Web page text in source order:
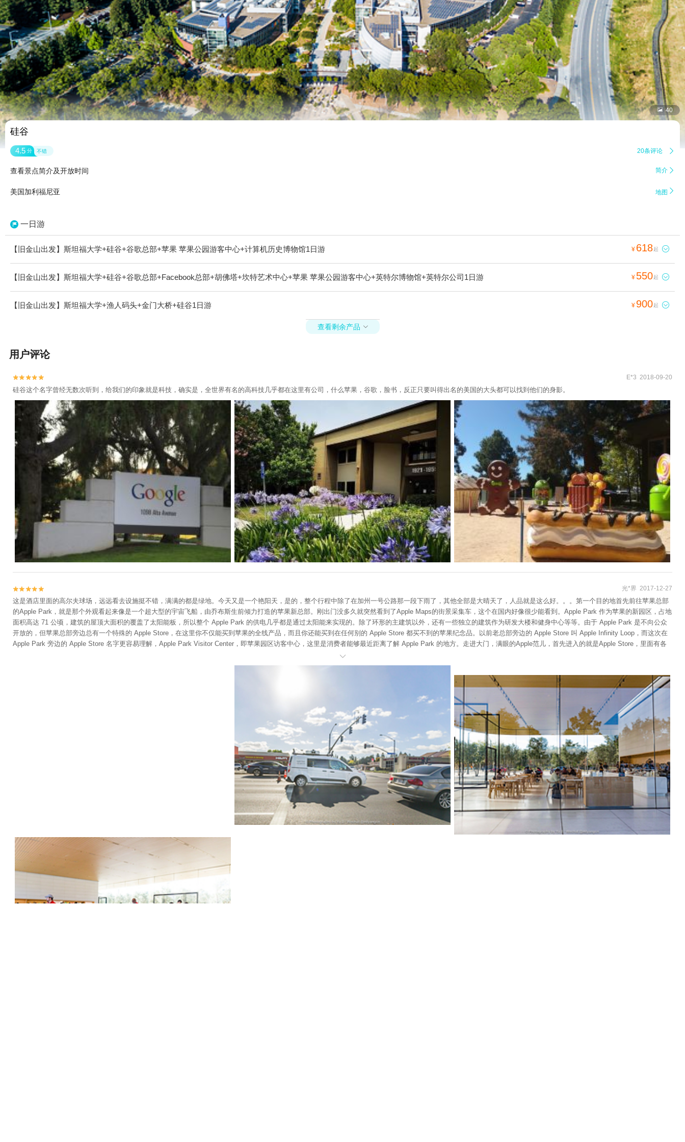
 40
硅谷
4.5 分 不错 20条评论 
查看景点简介及开放时间 简介 
美国加利福尼亚 地图 
一日游
【旧金山出发】斯坦福大学+硅谷+谷歌总部+苹果 苹果公园游客中心+计算机历史博物馆1日游 ¥ 618起 
【旧金山出发】斯坦福大学+硅谷+谷歌总部+Facebook总部+胡佛塔+坎特艺术中心+苹果 苹果公园游客中心+英特尔博物馆+英特尔公司1日游 ¥ 550起 
【旧金山出发】斯坦福大学+渔人码头+金门大桥+硅谷1日游 ¥ 900起 
查看剩余产品 
用户评论

 E*3 2018-09-20
硅谷这个名字曾经无数次听到，给我们的印象就是科技，确实是，全世界有名的高科技几乎都在这里有公司，什么苹果，谷歌，脸书，反正只要叫得出名的美国的大头都可以找到他们的身影。

 光*界 2017-12-27
这是酒店里面的高尔夫球场，远远看去设施挺不错，满满的都是绿地。今天又是一个艳阳天，是的，整个行程中除了在加州一号公路那一段下雨了，其他全部是大晴天了，人品就是这么好。。。第一个目的地首先前往苹果总部
的Apple Park，就是那个外观看起来像是一个超大型的宇宙飞船，由乔布斯生前倾力打造的苹果新总部。刚出门没多久就突然看到了Apple Maps的街景采集车，这个在国内好像很少能看到。Apple Park 作为苹果的新园区，占地
面积高达 71 公顷，建筑的屋顶大面积的覆盖了太阳能板，所以整个 Apple Park 的供电几乎都是通过太阳能来实现的。除了环形的主建筑以外，还有一些独立的建筑作为研发大楼和健身中心等等。由于 Apple Park 是不向公众
开放的，但苹果总部旁边总有一个特殊的 Apple Store，在这里你不仅能买到苹果的全线产品，而且你还能买到在任何别的 Apple Store 都买不到的苹果纪念品。以前老总部旁边的 Apple Store 叫 Apple Infinity Loop，而这次在
Apple Park 旁边的 Apple Store 名字更容易理解，Apple Park Visitor Center，即苹果园区访客中心，这里是消费者能够最近距离了解 Apple Park 的地方。走进大门，满眼的Apple范儿，首先进入的就是Apple Store，里面有各
类Apple的产品和纪念品，样式非常丰富，很多东西应该是在其他店里都买不到的。 几乎所有Apple产品线的产品、Apple LOGO的T恤、帽子、手提袋、各类Apple配件，应有尽有。叶梓同学买了一顶Apple LOGO的帽子，设计
简洁，料子很好，人民币200多，质量非常好。Apple Store隔壁是一个大展厅，里面是Apple Park的AR模型，全铝打造。进去之后会有工作人员递过来一部定制iPad，上面的AR软件可以模拟出真实情景下的Apple Park，我实际
体验了一下，拿着iPad对着模型不停变换位置，iPad上就会模拟出AR场景，甚至可以通过调整时间轴模拟出太阳光线的光影变化以及风向流动的变化，很逼真。有的建筑屋顶还可以手动拉起来，清楚地看见里面的结构和不同的
区域，尤其乔布斯剧院的屋顶拉起来后，旁边有一块地皮也可以一起提起来，这块地皮下方就是乔布斯剧院的实际位置。这种体验真的非常棒。 然后工作人员告诉我们还有二楼，官方名字叫Roof Terrace，上去之后可以远眺旁
边的Apple Park。Roof Terrace设计得很简洁漂亮，长条形的木地板，以及木桌和木椅，旁边是玻璃围栏，顶上是金属质感的栅栏。由于天气很好，我们惊喜地发现在这上面拍照竟然很漂亮。从Apple Park Visitor Center出来，
我们纷纷感叹：对于果粉来说，这里真是天堂，体验太棒了！紧接着，我们又去参观了附近的乔布斯车库和故居。这就是乔布斯的车库，外观看上去毫不起眼，但乔布斯当年就是在这里创办了Apple，可以说这里就是苹果41年
传奇开始的地方。这里就是乔布斯的故居了，周围的环境很不错，安静且绿化很好。 当我们靠近围栏时，旁边停在路边的车里立马下来一个人，西装革履的过来跟我们闲扯，我们就顺便问了问他这里是不是乔布斯的故居，他竟
然说不是，还让我们不要在此逗留。我们到Google Map上查了一下，上面明明写着“乔老爷的故居”。看来这是一位工作人员，就这样一直保护着这个地方？围栏上还有一块提示牌，上面用三种语言写着： No matter where you a
re from, we're glad you're our neighbor.即将来到Google，远远地就看到了Google的路牌。在Google门口，来个大逆光的合影。这张照片是小金金同学用手机拍的，拍得真不错。Google的办公大楼没办法进入参观，Eric说以前G
oogle是允许员工将自己的亲戚朋友带入内部参观的，结果有些员工就明码标价带旅行团进去，据说是80刀一个人，后来Google只好明令禁止。可惜了，真的很想进去参观一下这家被评为全球最佳办公环境的公司。
